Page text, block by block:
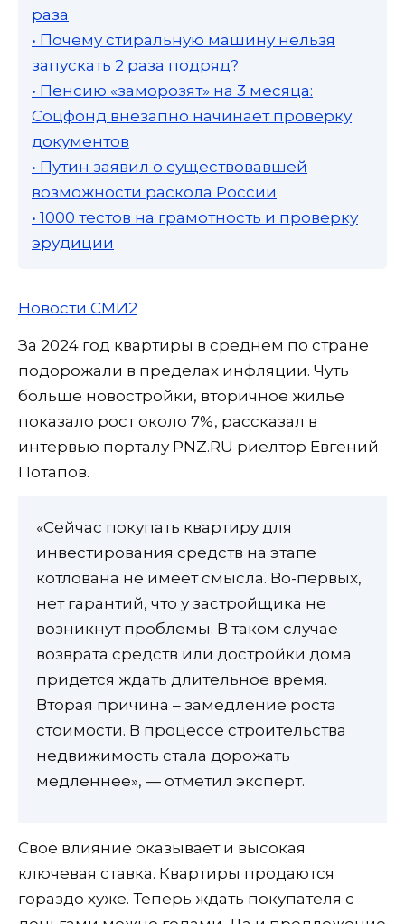
раза
• Почему стиральную машину нельзя
запускать 2 раза подряд?
• Пенсию «заморозят» на 3 месяца:
Соцфонд внезапно начинает проверку
документов
• Путин заявил о существовавшей
возможности раскола России
• 1000 тестов на грамотность и проверку
эрудиции
Новости СМИ2
За 2024 год квартиры в среднем по стране
подорожали в пределах инфляции. Чуть
больше новостройки, вторичное жилье
показало рост около 7%, рассказал в
интервью порталу PNZ.RU риелтор Евгений
Потапов.
«Сейчас покупать квартиру для
инвестирования средств на этапе
котлована не имеет смысла. Во-первых,
нет гарантий, что у застройщика не
возникнут проблемы. В таком случае
возврата средств или достройки дома
придется ждать длительное время.
Вторая причина – замедление роста
стоимости. В процессе строительства
недвижимость стала дорожать
медленнее», — отметил эксперт.
Свое влияние оказывает и высокая
ключевая ставка. Квартиры продаются
гораздо хуже. Теперь ждать покупателя с